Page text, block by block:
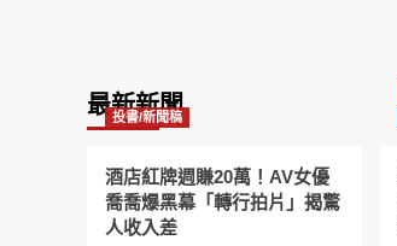
最新新聞
投書/新聞稿
酒店紅牌週賺20萬！AV女優
喬喬爆黑幕「轉行拍片」揭驚
人收入差